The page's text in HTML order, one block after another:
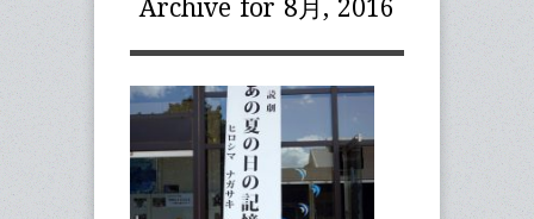
Archive for 8月, 2016